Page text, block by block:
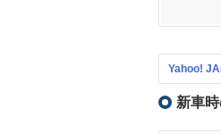
Yahoo!
新車